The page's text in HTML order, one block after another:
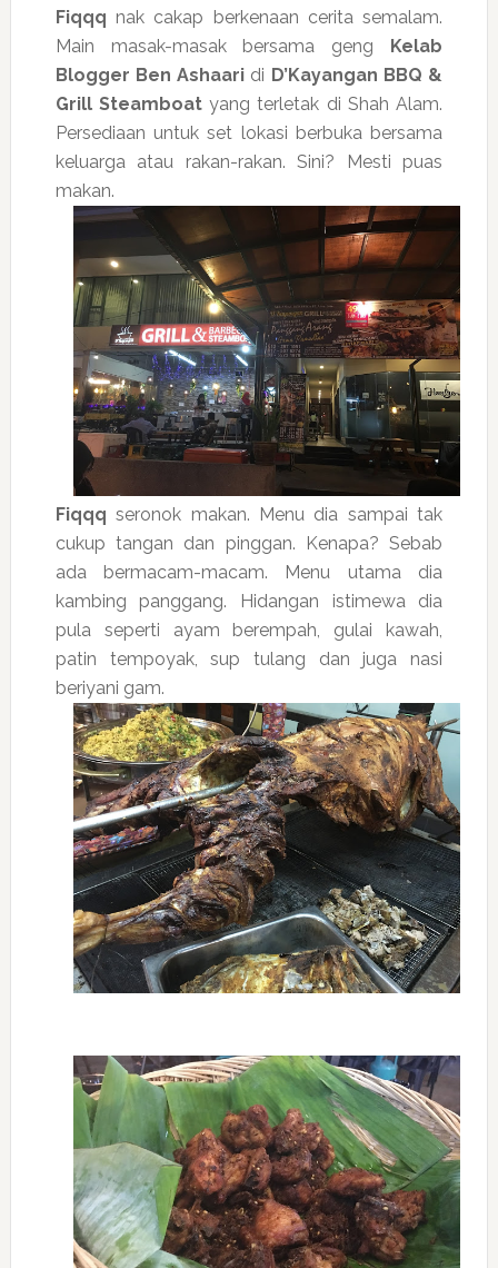
Fiqqq nak cakap berkenaan cerita semalam.
Main masak-masak bersama geng Kelab
Blogger Ben Ashaari di D’Kayangan BBQ &
Grill Steamboatyang terletak di Shah Alam.
Persediaan untuk set lokasi berbuka bersama
keluarga atau rakan-rakan. Sini? Mesti puas
makan.
Fiqqq seronok makan. Menu dia sampai tak
cukup tangan dan pinggan. Kenapa? Sebab
ada bermacam-macam. Menu utama dia
kambing panggang. Hidangan istimewa dia
pula seperti ayam berempah, gulai kawah,
patin tempoyak, sup tulang dan juga nasi
beriyani gam.